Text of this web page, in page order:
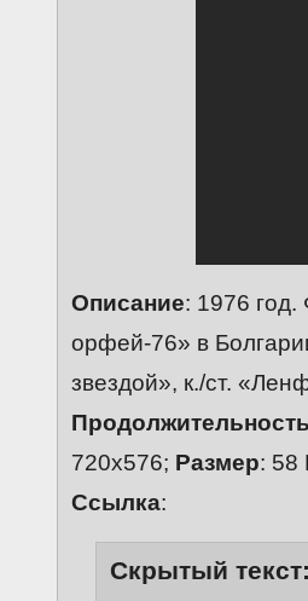
Описание: 1976 год.
орфей-76» в
звездой», к./ст.
720х576; Размер: 58
Ссылка:
Скрытый